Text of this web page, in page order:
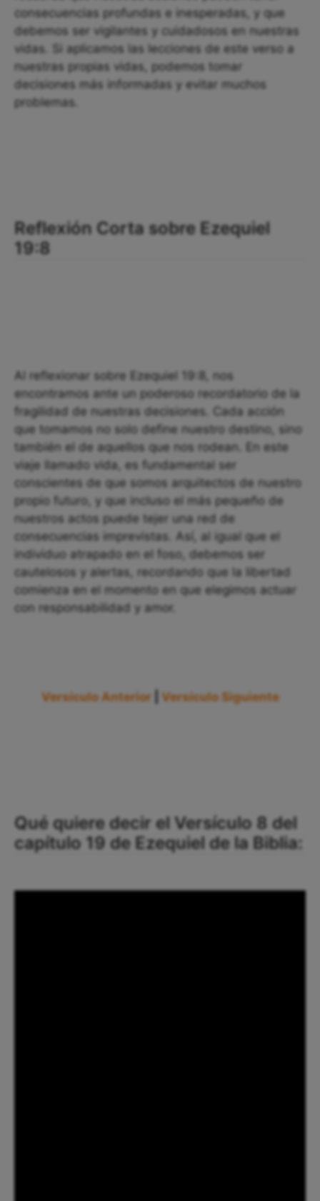
consecuencias profundas e inesperadas, y que
debemos ser vigilantes y cuidadosos en nuestras
vidas. Si aplicamos las lecciones de este verso a
nuestras propias vidas, podemos tomar
decisiones más informadas y evitar muchos
problemas.
Reflexión Corta sobre Ezequiel
19:8
Al reflexionar sobre Ezequiel 19:8, nos
encontramos ante un poderoso recordatorio de la
fragilidad de nuestras decisiones. Cada acción
que tomamos no solo define nuestro destino, sino
también el de aquellos que nos rodean. En este
viaje llamado vida, es fundamental ser
conscientes de que somos arquitectos de nuestro
propio futuro, y que incluso el más pequeño de
nuestros actos puede tejer una red de
consecuencias imprevistas. Así, al igual que el
individuo atrapado en el foso, debemos ser
cautelosos y alertas, recordando que la libertad
comienza en el momento en que elegimos actuar
con responsabilidad y amor.
Versículo Anterior Versículo Siguiente
Qué quiere decir el Versículo 8 del
capítulo 19 de Ezequiel de la Biblia: